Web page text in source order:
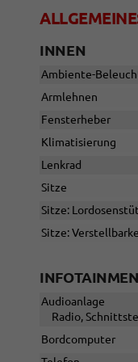
INNEN
Ambiente-
Armlehnen
Fensterheber
Klimatisierung
Lenkrad
Sitze
Sitze:
Sitze:
Audioanlage
Radio,
Bordcomputer